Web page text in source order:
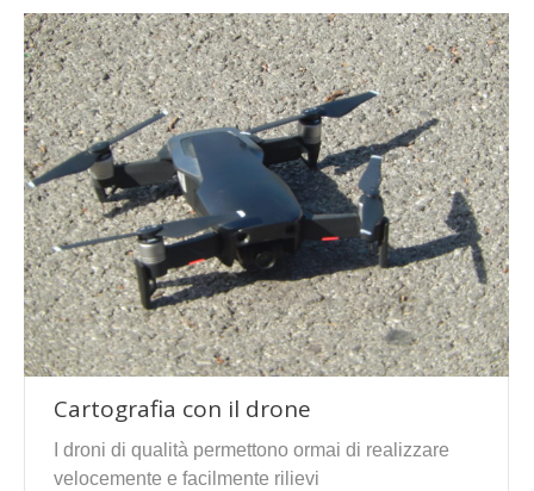
Cartografia con il drone
I droni di qualità permettono ormai di realizzare
velocemente e facilmente rilievi